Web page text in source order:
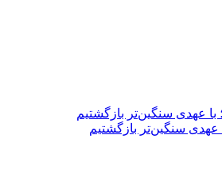
عهدی سنگین‌تر بازگشتیم